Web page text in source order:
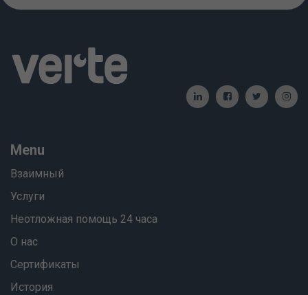
Menu
Взаимный
Услуги
Неотложная помощь 24 часа
О нас
Сертификаты
История